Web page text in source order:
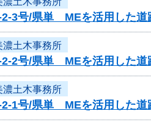
2-3号/県単 MEを活用した
濃土木事務所
2-2号/県単 MEを活用した
濃土木事務所
2-1号/県単 MEを活用した